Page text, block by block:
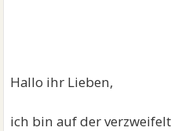
Hallo ihr Lieben,
ich bin auf der